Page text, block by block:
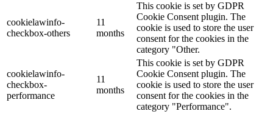
cookielawinfo-
checkbox-others
11
months
This cookie is set by GDPR
Cookie Consent plugin. The
cookie is used to store the user
consent for the cookies in the
category "Other.
cookielawinfo-
checkbox-
performance
11
months
This cookie is set by GDPR
Cookie Consent plugin. The
cookie is used to store the user
consent for the cookies in the
category "Performance".